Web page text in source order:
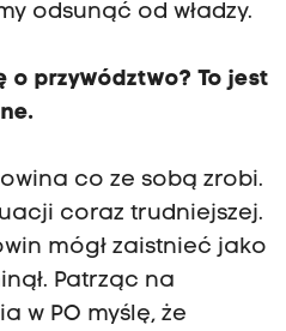
odsunąć od władzy.
o przywództwo? To jest
co ze sobą zrobi.
coraz trudniejszej.
mógł zaistnieć jako
Patrząc na
w PO myślę, że